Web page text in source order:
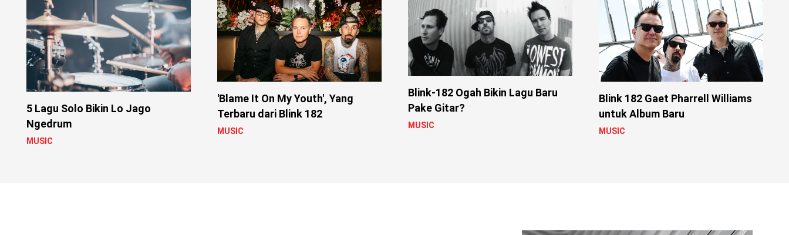
5 Lagu Solo Bikin Lo Jago
Ngedrum
MUSIC
'Blame It On My Youth', Yang
Terbaru dari Blink 182
MUSIC
Blink-182 Ogah Bikin Lagu Baru
Pake Gitar?
MUSIC
Blink 182 Gaet Pharrell Williams
untuk Album Baru
MUSIC